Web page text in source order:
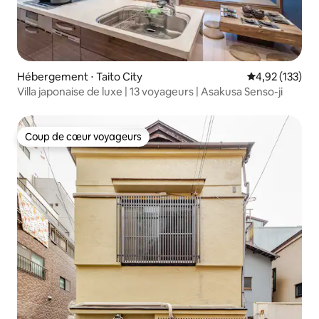
Hébergement ⋅ Taito City Évaluation
4,92 (133)
Villa japonaise de luxe | 13 voyageurs | Asakusa Senso-ji
Coup de cœur voyageurs
Coup de cœur voyageurs